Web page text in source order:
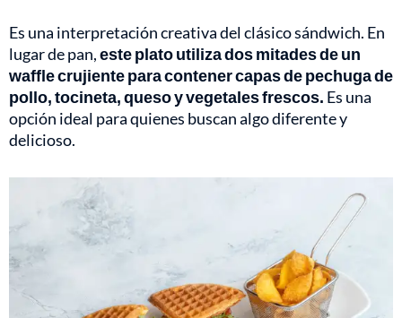
Es una interpretación creativa del clásico sándwich. En
lugar de pan,este plato utiliza dos mitades de un
waffle crujiente para contener capas de pechuga de
pollo, tocineta, queso y vegetales frescos. Es una
opción ideal para quienes buscan algo diferente y
delicioso.